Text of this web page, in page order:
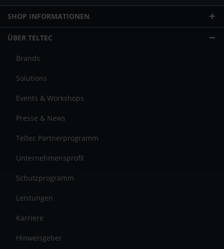
SHOP INFORMATIONEN
ÜBER TELTEC
Brands
Solutions
Events & Workshops
Presse & News
Teltec Partnerprogramm
Unternehmensprofil
Schutzprogramm
Leistungen
Karriere
Hinweisgeber